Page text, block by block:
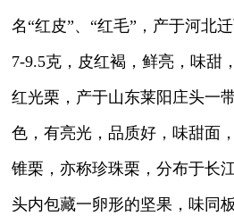
名“红皮”、“红毛”，产于河北
7-9.5克，皮红褐，鲜亮，味甜
红光栗，产于山东莱阳庄头一
色，有亮光，品质好，味甜面
锥栗，亦称珍珠栗，分布于长
头内包藏一卵形的坚果，味同